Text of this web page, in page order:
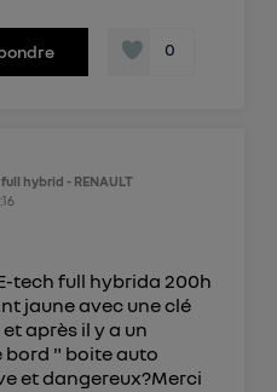
0
hybrid - RENAULT
tech full hybrida 200h
jaune avec une clé
après il y a un
bord " boite auto
et dangereux?Merci